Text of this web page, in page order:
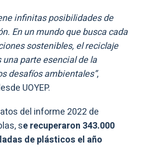
infinitas posibilidades de
En un mundo que busca cada
sostenibles, el reciclaje
parte esencial de la
desafíos ambientales”,
UOYEP.
del informe 2022 de
se recuperaron 343.000
de plásticos el año